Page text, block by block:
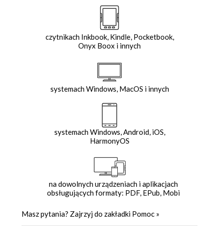
czytnikach Inkbook, Kindle, Pocketbook,
Onyx Boox i innych
systemach Windows, MacOS i innych
systemach Windows, Android, iOS,
HarmonyOS
na dowolnych urządzeniach i aplikacjach
obsługujących formaty: PDF, EPub, Mobi
Masz pytania? Zajrzyj do zakładki Pomoc »